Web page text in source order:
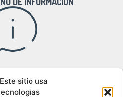
sitio usa
de información